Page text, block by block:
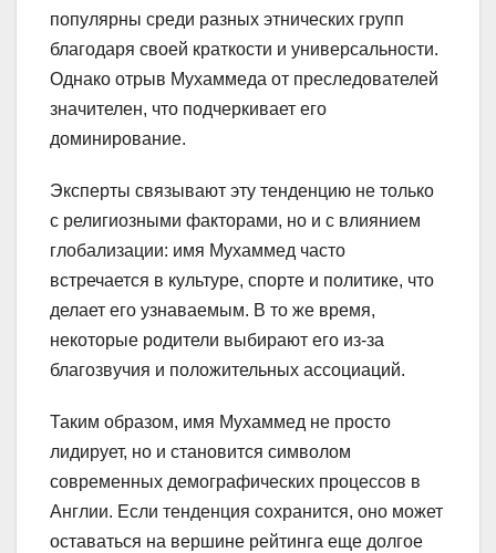
популярны среди разных этнических групп
благодаря своей краткости и универсальности.
Однако отрыв Мухаммеда от преследователей
значителен, что подчеркивает его
доминирование.
Эксперты связывают эту тенденцию не только
с религиозными факторами, но и с влиянием
глобализации: имя Мухаммед часто
встречается в культуре, спорте и политике, что
делает его узнаваемым. В то же время,
некоторые родители выбирают его из-за
благозвучия и положительных ассоциаций.
Таким образом, имя Мухаммед не просто
лидирует, но и становится символом
современных демографических процессов в
Англии. Если тенденция сохранится, оно может
оставаться на вершине рейтинга еще долгое